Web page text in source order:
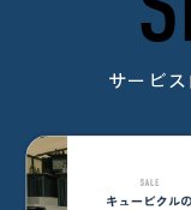
サービ